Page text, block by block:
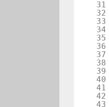
31
32
33
34
35
36
37
38
39
40
41
42
43